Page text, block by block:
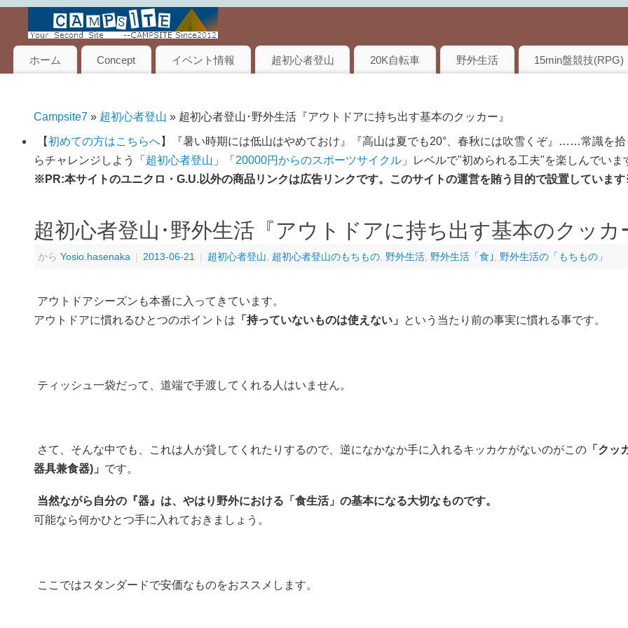
ホーム Concept イベント情報 超初心者登山 20K自転車 野外生活 15min盤競技(RPG)
Campsite7 » 超初心者登山 » 超初心者登山･野外生活『アウトドアに持ち出す基本のクッカー』
【初めての方はこちらへ】『暑い時期には低山はやめておけ』『高山は夏でも20°、春秋には吹雪くぞ』……常識を
らチャレンジしよう「 超初心者登山 」「 20000円からのスポーツサイクル 」レベルで"初められる工夫"を楽しんでいま
※PR:本サイトのユニクロ・G.U.以外の商品リンクは広告リンクです。このサイトの運営を賄う目的で設置していま
超初心者登山･野外生活『アウトドアに持ち出す基本のクッカ
から Yosio.hasenaka | 2013-06-21 | 超初心者登山 超初心者登山のもちもの 野外生活 野外生活「食｣ 野外生活の「もちもの」
アウトドアシーズンも本番に入ってきています。
アウトドアに慣れるひとつのポイントは 「持っていないものは使えない」 という当たり前の事実に慣れる事です。
ティッシュ一袋だって、道端で手渡してくれる人はいません。
さて、そんな中でも、これは人が貸してくれたりするので、逆になかなか手に入れるキッカケがないのがこの 「クッ
器具兼食器)」 です。
当然ながら自分の『器』は、やはり野外における「食生活」の基本になる大切なものです。
可能なら何かひとつ手に入れておきましょう。
ここではスタンダードで安価なものをおススメします。